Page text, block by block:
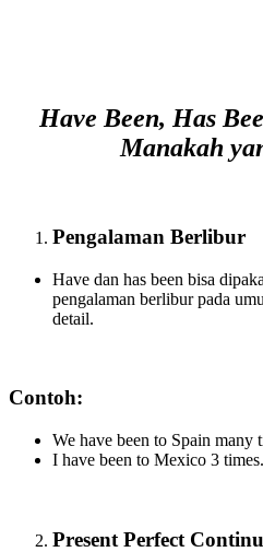
Have Been, Has
Manakah
Pengalaman Berlibur
Have dan has been bisa
pengalaman berlibur pada
detail.
Contoh:
We have been to Spain many
I have been to Mexico 3 times.
Present Perfect